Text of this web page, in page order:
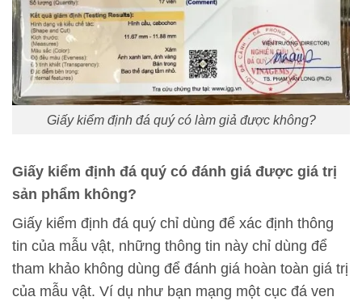
Giấy kiểm định đá quý có làm giả được không?
Giấy kiểm định đá quý có đánh giá được giá trị
sản phẩm không?
Giấy kiểm định đá quý chỉ dùng để xác định thông
tin của mẫu vật, những thông tin này chỉ dùng để
tham khảo không dùng để đánh giá hoàn toàn giá trị
của mẫu vật. Ví dụ như bạn mạng một cục đá ven